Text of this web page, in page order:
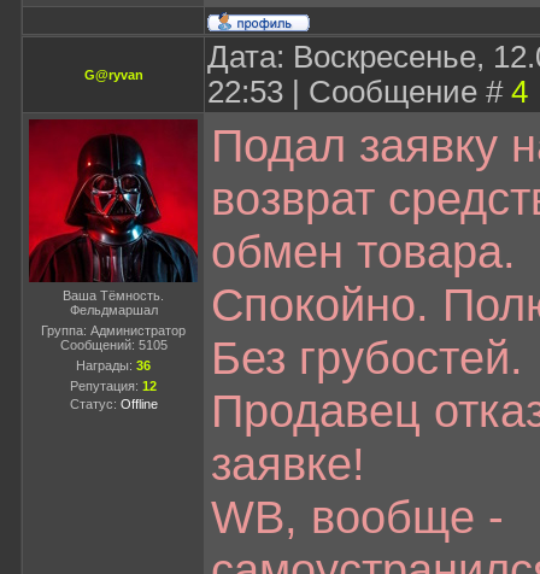
G@ryvan
Дата: Воскресенье,
22:53 | Сообщение # 4
Ваша Тёмность.
Фельдмаршал
Группа: Администратор
Сообщений: 5105
Награды: 36
Репутация: 12
Статус: Offline
Подал заявку
возврат
обмен товара.
Спокойно.
Без грубостей.
Продавец
заявке!
WB, вообще -